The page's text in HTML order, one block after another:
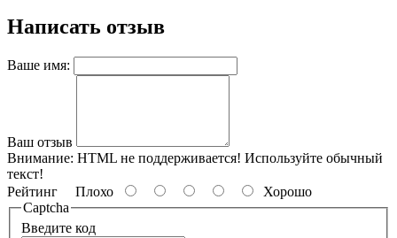
Написать отзыв
Ваше имя:
Ваш отзыв
Внимание: HTML не поддерживается! Используйте обычный
текст!
Рейтинг Плохо
Хорошо
Captcha
Введите код